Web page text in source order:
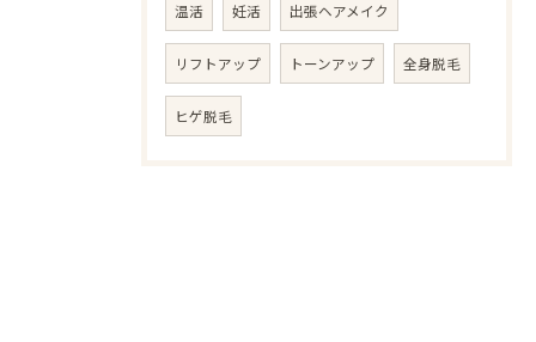
温活 妊活 出張ヘアメイク
リフトアップ トーンアップ 全身脱毛
ヒゲ脱毛